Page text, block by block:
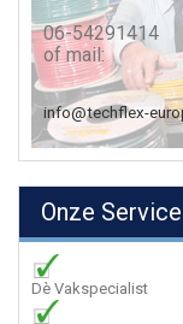
06-54291414
of mail:
info@techflex-
Onze Service
Dè Vakspecialist